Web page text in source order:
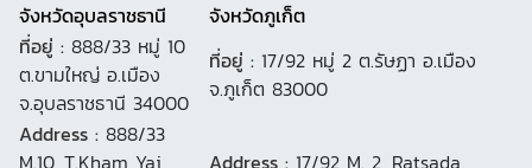
จังหวัดอุบลราชธานี
จังหวัดภูเก็ต
ที่อยู่ : 888/33 หมู่ 10
ต.ขามใหญ่ อ.เมือง
จ.อุบลราชธานี 34000
ที่อยู่ : 17/92 หมู่ 2 ต.รัษฏา อ.เมือง
จ.ภูเก็ต 83000
Address : 888/33